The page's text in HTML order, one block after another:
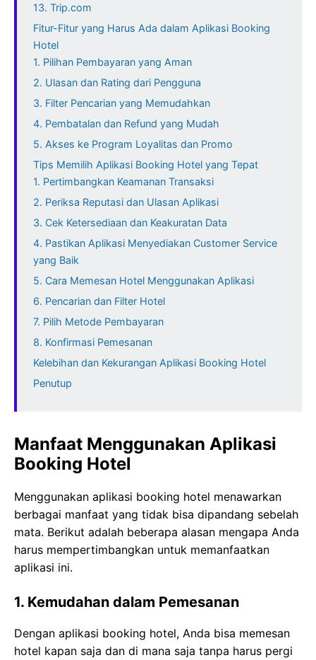
13. Trip.com
Fitur-Fitur yang Harus Ada dalam Aplikasi Booking
Hotel
1. Pilihan Pembayaran yang Aman
2. Ulasan dan Rating dari Pengguna
3. Filter Pencarian yang Memudahkan
4. Pembatalan dan Refund yang Mudah
5. Akses ke Program Loyalitas dan Promo
Tips Memilih Aplikasi Booking Hotel yang Tepat
1. Pertimbangkan Keamanan Transaksi
2. Periksa Reputasi dan Ulasan Aplikasi
3. Cek Ketersediaan dan Keakuratan Data
4. Pastikan Aplikasi Menyediakan Customer Service
yang Baik
5. Cara Memesan Hotel Menggunakan Aplikasi
6. Pencarian dan Filter Hotel
7. Pilih Metode Pembayaran
8. Konfirmasi Pemesanan
Kelebihan dan Kekurangan Aplikasi Booking Hotel
Penutup
Manfaat Menggunakan Aplikasi
Booking Hotel
Menggunakan aplikasi booking hotel menawarkan
berbagai manfaat yang tidak bisa dipandang sebelah
mata. Berikut adalah beberapa alasan mengapa Anda
harus mempertimbangkan untuk memanfaatkan
aplikasi ini.
1. Kemudahan dalam Pemesanan
Dengan aplikasi booking hotel, Anda bisa memesan
hotel kapan saja dan di mana saja tanpa harus pergi